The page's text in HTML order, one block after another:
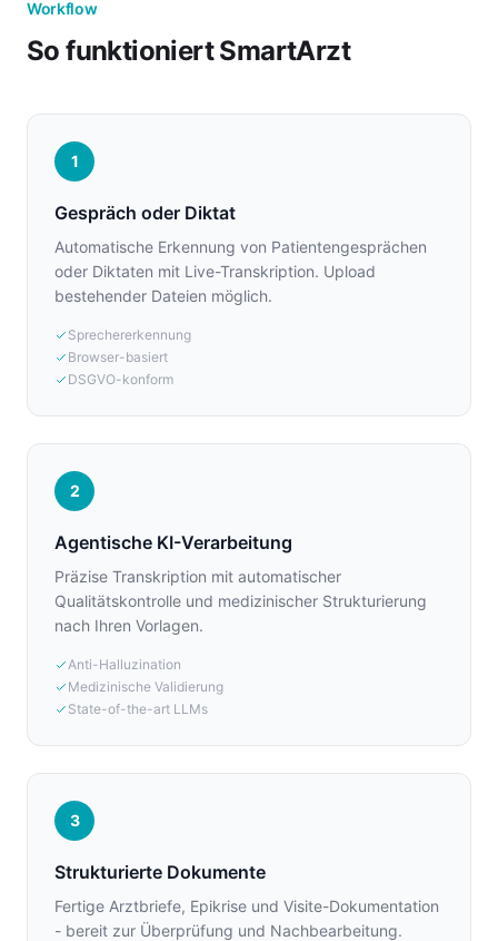
Workflow
So funktioniert SmartArzt
1
Gespräch oder Diktat
Automatische Erkennung von Patientengesprächen
oder Diktaten mit Live-Transkription. Upload
bestehender Dateien möglich.
Sprechererkennung
Browser-basiert
DSGVO-konform
2
Agentische KI-Verarbeitung
Präzise Transkription mit automatischer
Qualitätskontrolle und medizinischer Strukturierung
nach Ihren Vorlagen.
Anti-Halluzination
Medizinische Validierung
State-of-the-art LLMs
3
Strukturierte Dokumente
Fertige Arztbriefe, Epikrise und Visite-Dokumentation
- bereit zur Überprüfung und Nachbearbeitung.